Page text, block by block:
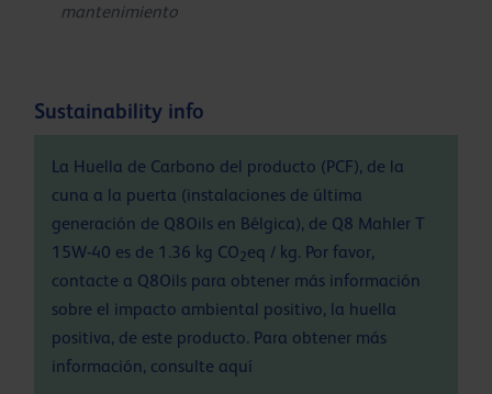
mantenimiento
Sustainability info
La Huella de Carbono del producto (PCF), de la
cuna a la puerta (instalaciones de última
generación de Q8Oils en Bélgica), de Q8 Mahler T
15W-40 es de 1.36 kg CO2eq / kg. Por favor,
contacte a Q8Oils para obtener más información
sobre el impacto ambiental positivo, la huella
positiva, de este producto. Para obtener más
información, consulte aquí